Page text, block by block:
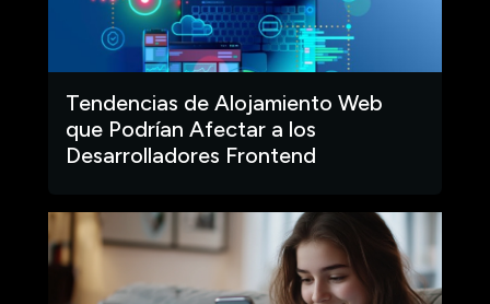
Tendencias de Alojamiento Web
que Podrían Afectar a los
Desarrolladores Frontend